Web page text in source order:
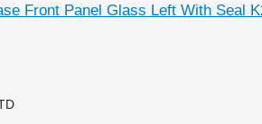
Front Panel Glass Left With Seal